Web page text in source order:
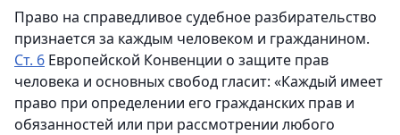
Право на справедливое судебное разбирательство
признается за каждым человеком и гражданином.
Ст. 6 Европейской Конвенции о защите прав
человека и основных свобод гласит: «Каждый имеет
право при определении его гражданских прав и
обязанностей или при рассмотрении любого